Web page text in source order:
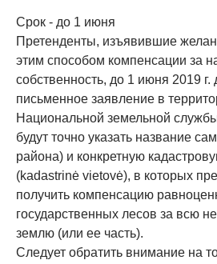
Срок - до 1 июня
Претенденты, изъявившие
этим способом компенсации за
собственность, до 1 июня 2019
письменное заявление в
Национальной земельной
будут точно указать название
района) и конкретную
(kadastrinė vietovė), в которых
получить компенсацию
государственных лесов за всю
землю (или ее часть).
Следует обратить внимание на